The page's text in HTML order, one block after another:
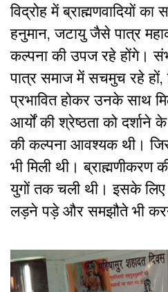
विद्रोह में ब्राह्मणवादियों का
हनुमान, जटायु जैसे पात्र
कल्पना की उपज रहे होंगे।
पात्र समाज में सचमुच रहे
प्रभावित होकर उनके साथ
आर्यों की श्रेष्ठता को दर्शाने
की कल्पना आवश्यक थी।
भी मिली थी। ब्राह्मणीकरण
युगों तक चली थी। इसके लिए
लड़ने पड़े और समझौते भी